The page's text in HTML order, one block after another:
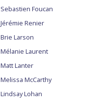
Sebastien Foucan
Jérémie Renier
Brie Larson
Mélanie Laurent
Matt Lanter
Melissa McCarthy
Lindsay Lohan